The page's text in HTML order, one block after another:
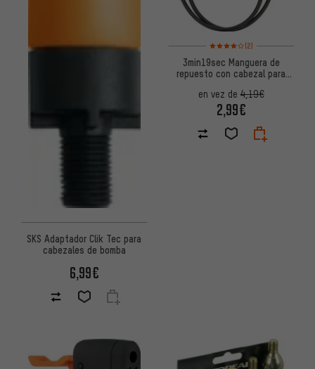
SKS Adaptador Clik Tec para
cabezales de bomba
6,99€
Valoración media: 4 de 5
(2)
3min19sec Manguera de
repuesto con cabezal para
en vez de4,19€
2,99€